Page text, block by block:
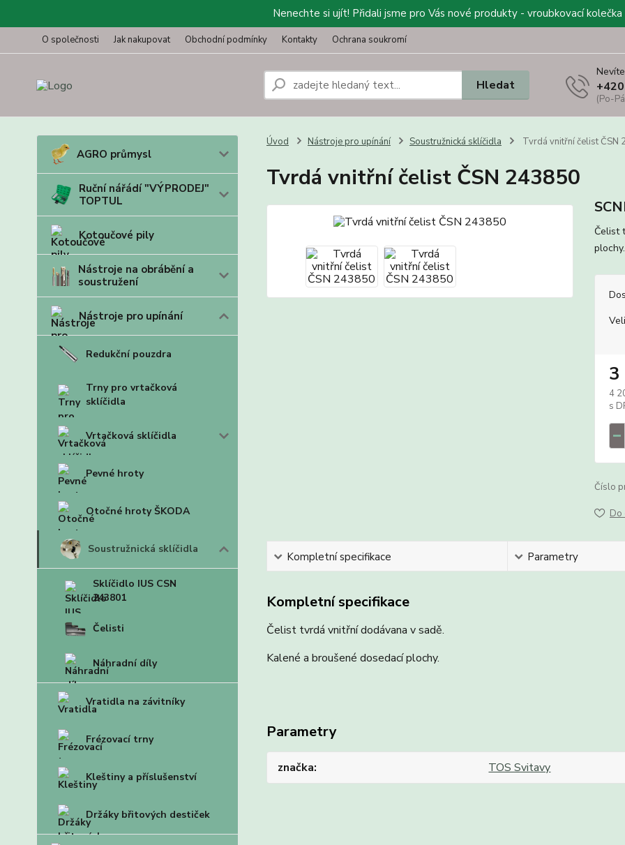
Nenechte si ujít! Přidali jsme pro Vás nové produkty - vroubkovací kolečka
O společnosti Jak nakupovat Obchodní podmínky Kontakty Ochrana soukromí
Hledat
(Po-
AGRO průmysl
Ruční nářádí "VÝPRODEJ"
TOPTUL
Kotoučové pily
Nástroje na obrábění a
soustružení
Nástroje pro upínání
Redukční pouzdra
Trny pro vrtačková
sklíčidla
Vrtačková sklíčidla
Pevné hroty
Otočné hroty ŠKODA
Soustružnická sklíčidla
Sklíčidlo IUS CSN
243801
Čelisti
Náhradní díly
Vratidla na závitníky
Frézovací trny
Kleštiny a příslušenství
Držáky břitových destiček
Úvod Nástroje pro upínání Soustružnická sklíčidla Tvrdá vnitřní čelist ČSN
Tvrdá vnitřní čelist ČSN 243850
Čelist
4
3
Číslo
Do
Kompletní specifikace Parametry
Kompletní specifikace
Čelist tvrdá vnitřní dodávana v sadě.
Kalené a broušené dosedací plochy.
Parametry
značka TOS Svitavy